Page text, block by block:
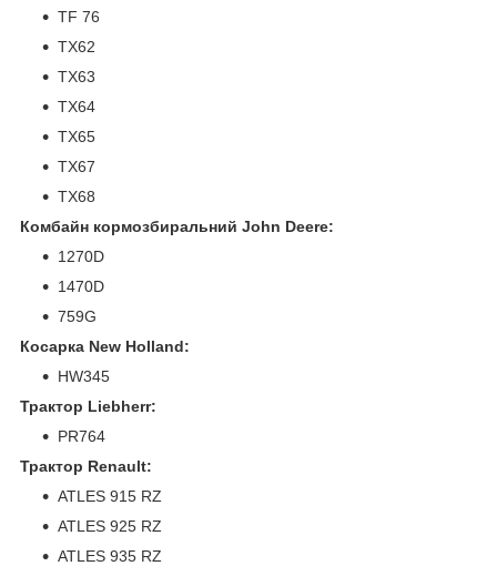
TF 76
TX62
TX63
TX64
TX65
TX67
TX68
Комбайн кормозбиральний John Deere:
1270D
1470D
759G
Косарка New Holland:
HW345
Трактор Liebherr:
PR764
Трактор Renault:
ATLES 915 RZ
ATLES 925 RZ
ATLES 935 RZ